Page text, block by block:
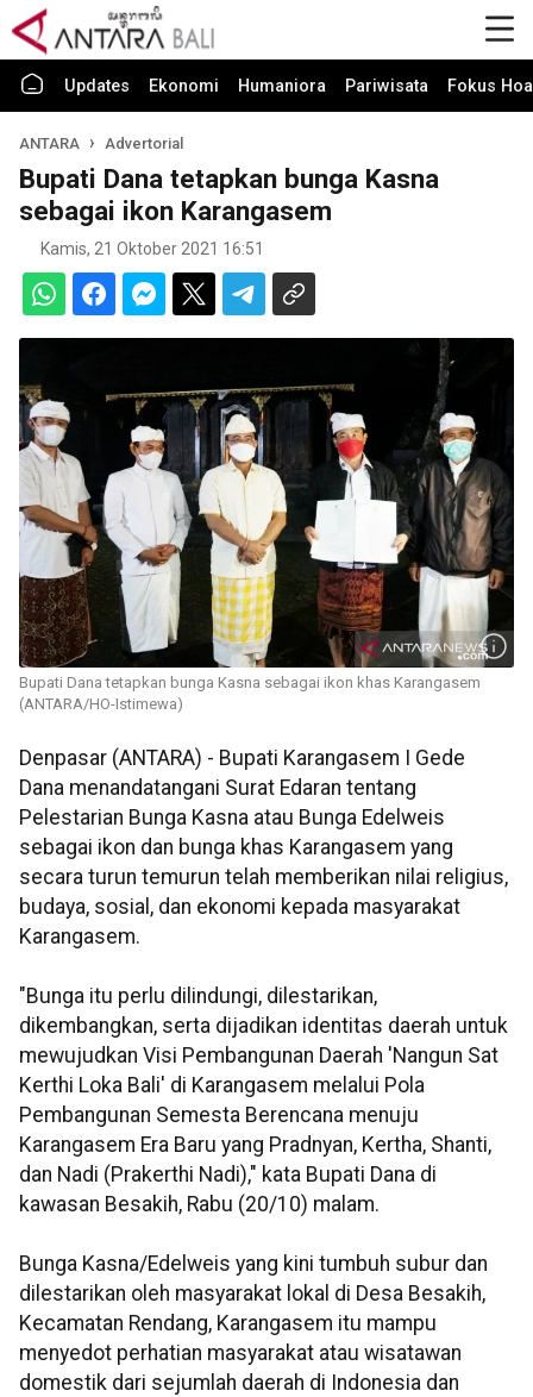
Updates Ekonomi Humaniora Pariwisata Fokus
ANTARA Advertorial
Bupati Dana tetapkan bunga Kasna
sebagai ikon Karangasem
Kamis, 21 Oktober 2021 16:51
Bupati Dana tetapkan bunga Kasna sebagai ikon khas Karangasem
(ANTARA/HO-Istimewa)
Denpasar (ANTARA) - Bupati Karangasem I Gede
Dana menandatangani Surat Edaran tentang
Pelestarian Bunga Kasna atau Bunga Edelweis
sebagai ikon dan bunga khas Karangasem yang
secara turun temurun telah memberikan nilai religius,
budaya, sosial, dan ekonomi kepada masyarakat
Karangasem.
"Bunga itu perlu dilindungi, dilestarikan,
dikembangkan, serta dijadikan identitas daerah untuk
mewujudkan Visi Pembangunan Daerah 'Nangun Sat
Kerthi Loka Bali' di Karangasem melalui Pola
Pembangunan Semesta Berencana menuju
Karangasem Era Baru yang Pradnyan, Kertha, Shanti,
dan Nadi (Prakerthi Nadi)," kata Bupati Dana di
kawasan Besakih, Rabu (20/10) malam.
Bunga Kasna/Edelweis yang kini tumbuh subur dan
dilestarikan oleh masyarakat lokal di Desa Besakih,
Kecamatan Rendang, Karangasem itu mampu
menyedot perhatian masyarakat atau wisatawan
domestik dari sejumlah daerah di Indonesia dan